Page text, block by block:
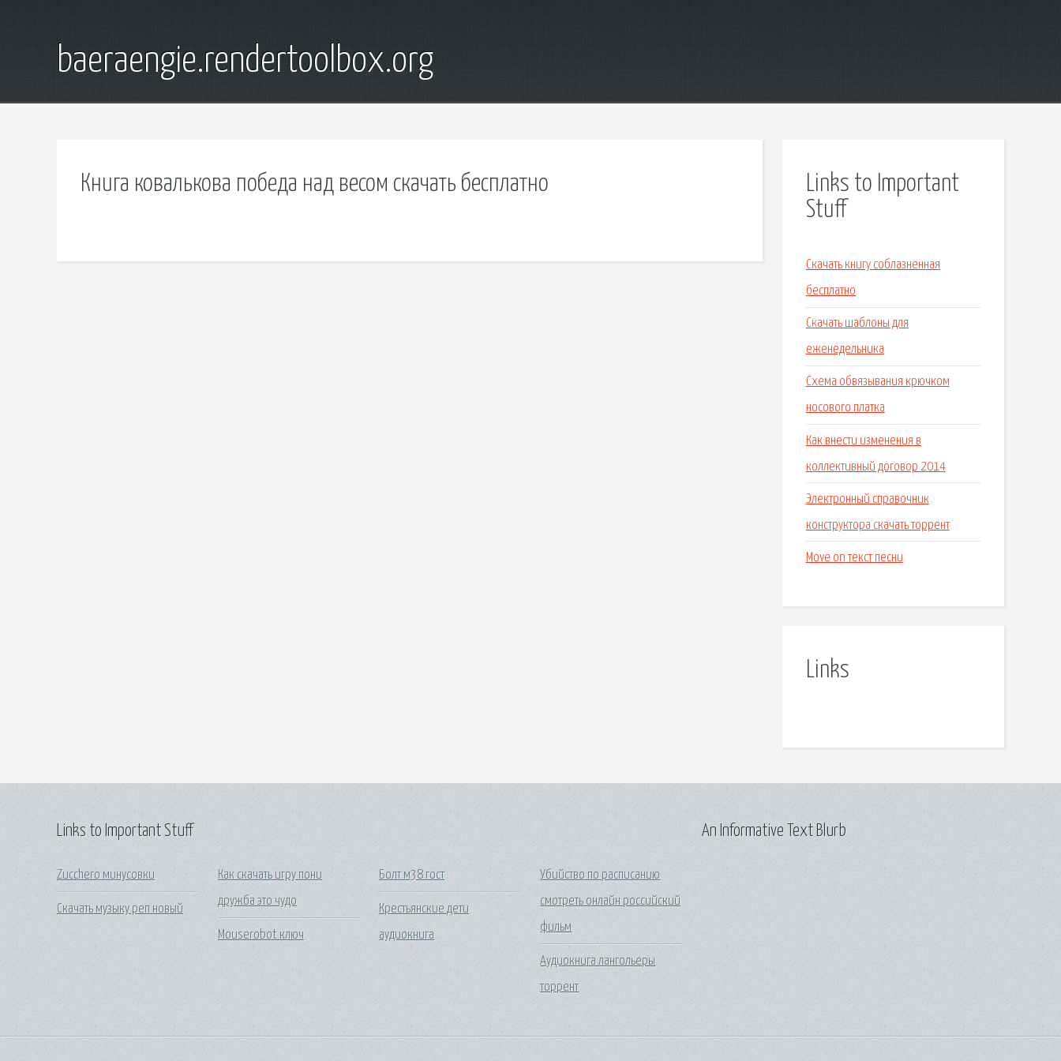
baeraengie.rendertoolbox.org
Книга ковалькова победа над весом скачать бесплатно
Links to Important
Stuff
Скачать книгу соблазненная
бесплатно
Скачать шаблоны для
еженедельника
Схема обвязывания крючком
носового платка
Как внести изменения в
коллективный договор 2014
Электронный справочник
конструктора скачать торрент
Move on текст песни
Links
Links to Important Stuff
Zucchero минусовки
Скачать музыку реп новый
Как скачать игру пони
дружба это чудо
Mouserobot ключ
Болт м38 гост
Крестьянские дети
аудиокнига
Убийство по расписанию
смотреть онлайн российский
фильм
Аудиокнига лангольеры
торрент
An Informative Text Blurb